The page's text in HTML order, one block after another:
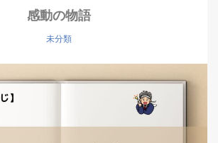
感動の物語
未分類